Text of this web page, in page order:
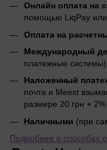
Онлайн оплата на
помощью LiqPay
Оплата на
Международный
платежные
Наложенный
почта и Meest
размере 20 грн +
Наличными (при
Подробнее о способах